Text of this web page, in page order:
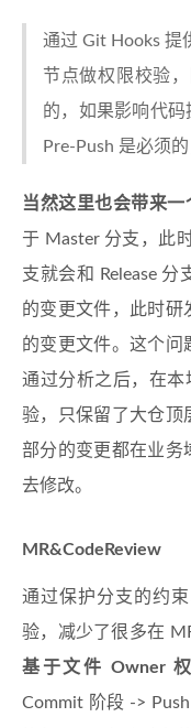
通过 Git Hooks 提
节点做权限校验
的，如果影响代码
Pre-Push 是必须
当然这里也会带来一
于 Master 分支，此
支就会和 Release
的变更文件，此时研
的变更文件。这个问
通过分析之后，在本
验，只保留了大仓顶
部分的变更都在业务
去修改。
MR&CodeReview
通过保护分支的约
验，减少了很多在
基于文件 Owner
Commit 阶段 ->